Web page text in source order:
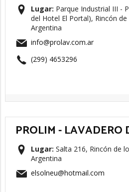
Lugar: Parque Industrial III -
del Hotel El Portal), Rincón
Argentina
info@prolav.com.ar
(299) 4653296
PROLIM - LAVADERO
Lugar: Salta 216, Rincón de
Argentina
elsolneu@hotmail.com